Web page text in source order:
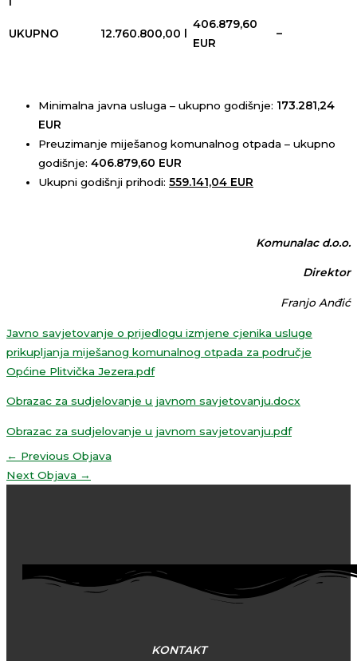
UKUPNO 12.760.800,00 l
406.879,60
EUR
–
Minimalna javna usluga – ukupno godišnje: 173.281,24
EUR
Preuzimanje miješanog komunalnog otpada – ukupno
godišnje: 406.879,60 EUR
Ukupni godišnji prihodi: 559.141,04 EUR
Komunalac d.o.o.
Direktor
Franjo Anđić
Javno savjetovanje o prijedlogu izmjene cjenika usluge
prikupljanja miješanog komunalnog otpada za područje
Općine Plitvička Jezera.pdf
Obrazac za sudjelovanje u javnom savjetovanju.docx
Obrazac za sudjelovanje u javnom savjetovanju.pdf
← Previous Objava
Next Objava →
KONTAKT